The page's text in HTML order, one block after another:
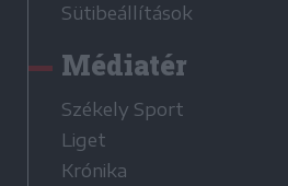
Sütibeállítások
Médiatér
Székely Sport
Liget
Krónika